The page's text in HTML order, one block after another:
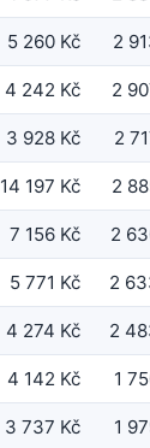
5 260 Kč 2
4 242 Kč 2
3 928 Kč 2
14 197 Kč 2
7 156 Kč 2
5 771 Kč 2
4 274 Kč 2
4 142 Kč 1
3 737 Kč 1